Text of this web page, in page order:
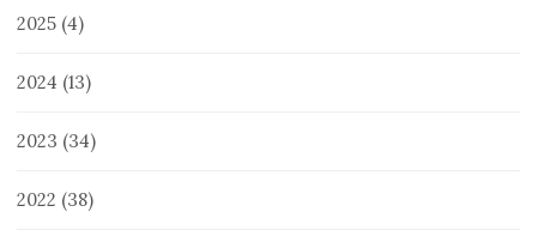
2025 (4)
2024 (13)
2023 (34)
2022 (38)